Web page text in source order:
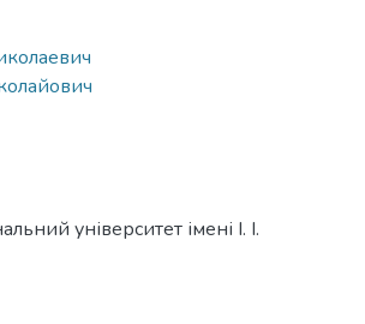
університет імені І. І.